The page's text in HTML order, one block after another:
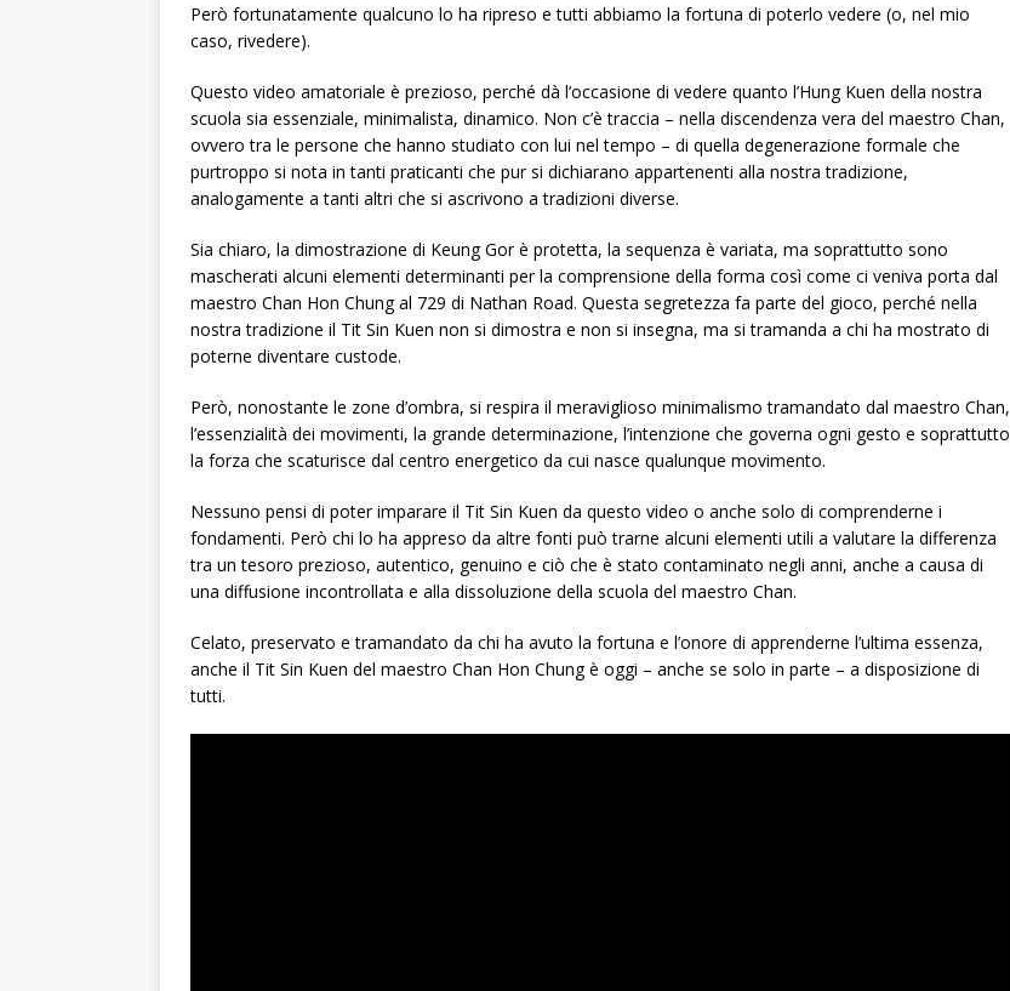
Però fortunatamente qualcuno lo ha ripreso e tutti abbiamo la fortuna di poterlo vedere (o, nel mio
caso, rivedere).
Questo video amatoriale è prezioso, perché dà l’occasione di vedere quanto l’Hung Kuen della nostra
scuola sia essenziale, minimalista, dinamico. Non c’è traccia – nella discendenza vera del maestro Chan,
ovvero tra le persone che hanno studiato con lui nel tempo – di quella degenerazione formale che
purtroppo si nota in tanti praticanti che pur si dichiarano appartenenti alla nostra tradizione,
analogamente a tanti altri che si ascrivono a tradizioni diverse.
Sia chiaro, la dimostrazione di Keung Gor è protetta, la sequenza è variata, ma soprattutto sono
mascherati alcuni elementi determinanti per la comprensione della forma così come ci veniva porta dal
maestro Chan Hon Chung al 729 di Nathan Road. Questa segretezza fa parte del gioco, perché nella
nostra tradizione il Tit Sin Kuen non si dimostra e non si insegna, ma si tramanda a chi ha mostrato di
poterne diventare custode.
Però, nonostante le zone d’ombra, si respira il meraviglioso minimalismo tramandato dal maestro Chan,
l’essenzialità dei movimenti, la grande determinazione, l’intenzione che governa ogni gesto e soprattutto
la forza che scaturisce dal centro energetico da cui nasce qualunque movimento.
Nessuno pensi di poter imparare il Tit Sin Kuen da questo video o anche solo di comprenderne i
fondamenti. Però chi lo ha appreso da altre fonti può trarne alcuni elementi utili a valutare la differenza
tra un tesoro prezioso, autentico, genuino e ciò che è stato contaminato negli anni, anche a causa di
una diffusione incontrollata e alla dissoluzione della scuola del maestro Chan.
Celato, preservato e tramandato da chi ha avuto la fortuna e l’onore di apprenderne l’ultima essenza,
anche il Tit Sin Kuen del maestro Chan Hon Chung è oggi – anche se solo in parte – a disposizione di
tutti.